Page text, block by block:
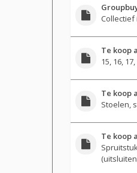
Te koop
15, 16,
Te koop
Stoelen,
Te koop